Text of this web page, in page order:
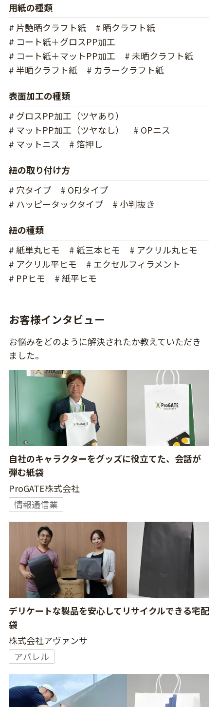
用紙の種類
# 片艶晒クラフト紙
# 晒クラフト紙
# コート紙＋グロスPP加工
# コート紙＋マットPP加工
# 未晒クラフト紙
# 半晒クラフト紙
# カラークラフト紙
表面加工の種類
# グロスPP加工（ツヤあり）
# マットPP加工（ツヤなし）
# OPニス
# マットニス
# 箔押し
紐の取り付け方
# 穴タイプ
# OFJタイプ
# ハッピータックタイプ
# 小判抜き
紐の種類
# 紙単丸ヒモ
# 紙三本ヒモ
# アクリル丸ヒモ
# アクリル平ヒモ
# エクセルフィラメント
# PPヒモ
# 紙平ヒモ
お客様インタビュー
お悩みをどのように解決されたか教えていただき
ました。
自社のキャラクターをグッズに役立てた、会話が
弾む紙袋
ProGATE株式会社
情報通信業
デリケートな製品を安心してリサイクルできる宅配
袋
株式会社アヴァンサ
アパレル